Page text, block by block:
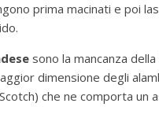
prima macinati e poi
sono la mancanza
dimensione degli
che ne comporta